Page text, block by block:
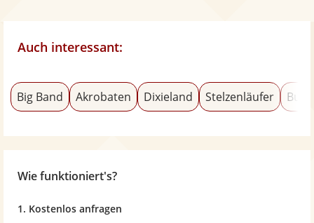
Auch interessant:
Big Band Akrobaten Dixieland Stelzenläufer
Wie funktioniert's?
1. Kostenlos anfragen